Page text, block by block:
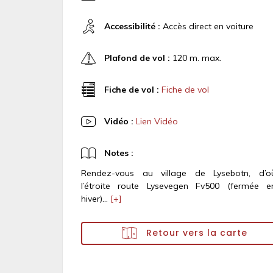
Accessibilité : Accès direct en voiture
Plafond de vol : 120 m. max.
Fiche de vol : Fiche de vol
Vidéo : Lien Vidéo
Notes :
Rendez-vous au village de Lysebotn,
l’étroite route Lysevegen Fv500 (fermée
hiver)... [+]
Retour vers la carte